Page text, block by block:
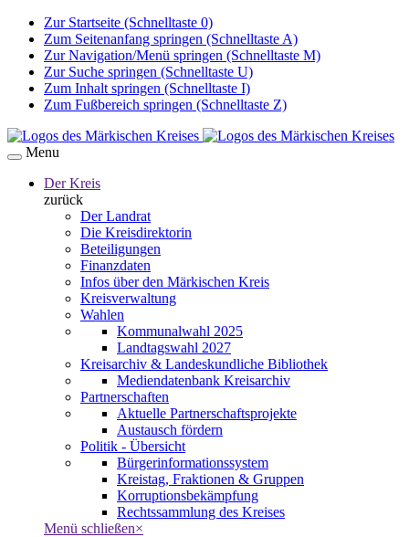
Zur Startseite (Schnelltaste 0)
Zum Seitenanfang springen (Schnelltaste A)
Zur Navigation/Menü springen (Schnelltaste M)
Zur Suche springen (Schnelltaste U)
Zum Inhalt springen (Schnelltaste I)
Zum Fußbereich springen (Schnelltaste Z)
Menu
Der Kreis
zurück
Der Landrat
Die Kreisdirektorin
Beteiligungen
Finanzdaten
Infos über den Märkischen Kreis
Kreisverwaltung
Wahlen
Kommunalwahl 2025
Landtagswahl 2027
Kreisarchiv & Landeskundliche Bibliothek
Mediendatenbank Kreisarchiv
Partnerschaften
Aktuelle Partnerschaftsprojekte
Austausch fördern
Politik - Übersicht
Bürgerinformationssystem
Kreistag, Fraktionen & Gruppen
Korruptionsbekämpfung
Rechtssammlung des Kreises
Menü schließen×